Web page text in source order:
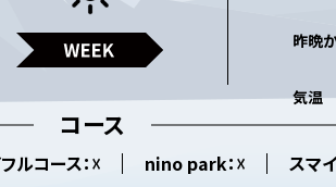
昨晩
気温
コース
ルコース：☓ nino park：☓ スマ